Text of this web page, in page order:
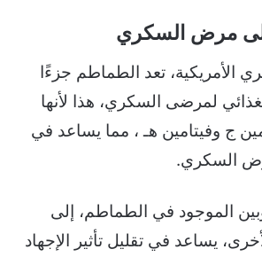
الأمريكية، تعد الطماطم جزءًا
لمرضى السكري، هذا لأنها
ج وفيتامين هـ ، مما يساعد في
السكري.
الموجود في الطماطم، إلى
يساعد في تقليل تأثير الإجهاد